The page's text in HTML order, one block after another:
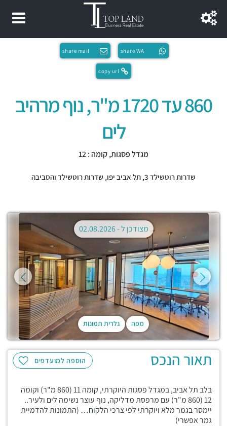
share WA
share mail
copy url
860 עד 1720 מ"ר, נוף מרהיב
לים
מגדל פסגות, קומה : 12
שדרות רוטשילד 3, תל אביב יפו, שדרות רוטשילד והסביבה
מפה גלרית תמונות
מצודכן ל -02.08.2026
הוספה למועדפים תאור הנכס
בלב תל אביב, במגדל פסגות היוקרתי, קומה 11 (860 מ"ר) וקומה
12 (860 מ"ר) עם מרפסת מדליקה, נוף עוצר נשימה לים ולעיר..
יימסר בגמר מלא ויוקרתי לפי צרכי הלקוח… (התמונות להדמיית
גמר אפשרי)